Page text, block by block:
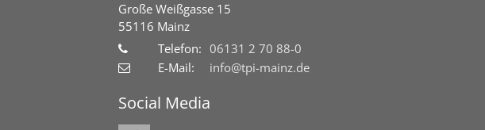
Große Weißgasse 15
55116 Mainz
Telefon: 06131 2 70 88-0
E-Mail:
info@tpi-mainz.de
Social Media